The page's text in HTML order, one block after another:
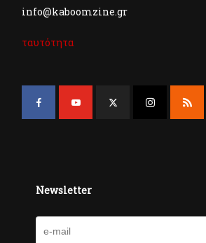
info@kaboomzine.gr
ταυτότητα
Newsletter